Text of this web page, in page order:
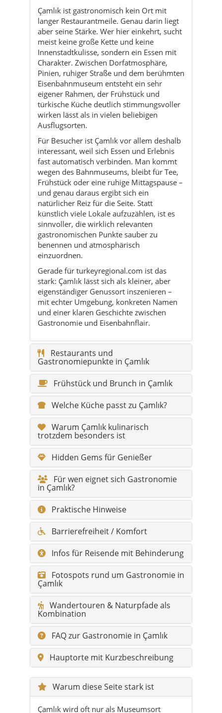
Çamlık ist gastronomisch kein Ort mit
langer Restaurantmeile. Genau darin liegt
aber seine Stärke. Wer hier einkehrt, sucht
meist keine große Kette und keine
Innenstadtkulisse, sondern ein Essen mit
Charakter. Zwischen Dorfatmosphäre,
Pinien, ruhiger Straße und dem berühmten
Eisenbahnmuseum entsteht ein sehr
eigener Rahmen, der Frühstück und
türkische Küche deutlich stimmungsvoller
wirken lässt als in vielen beliebigen
Ausflugsorten.
Für Besucher ist Çamlık vor allem deshalb
interessant, weil sich Essen und Erlebnis
fast automatisch verbinden. Man kommt
wegen des Bahnmuseums, bleibt für Tee,
Frühstück oder eine ruhige Mittagspause –
und genau daraus ergibt sich ein
natürlicher Reiz für die Seite. Statt
künstlich viele Lokale aufzuzählen, ist es
sinnvoller, die wirklich relevanten
gastronomischen Punkte sauber zu
benennen und atmosphärisch
einzuordnen.
Gerade für turkeyregional.com ist das
stark: Çamlık lässt sich als kleiner, aber
eigenständiger Genussort inszenieren –
mit echter Umgebung, konkreten Namen
und einer klaren Geschichte zwischen
Gastronomie und Eisenbahnflair.
Restaurants und
Gastronomiepunkte in Çamlık
Frühstück und Brunch in Çamlık
Welche Küche passt zu Çamlık?
Warum Çamlık kulinarisch
trotzdem besonders ist
Hidden Gems für Genießer
Für wen eignet sich Gastronomie
in Çamlık?
Praktische Hinweise
Barrierefreiheit / Komfort
Infos für Reisende mit Behinderung
Fotospots rund um Gastronomie in
Çamlık
Wandertouren & Naturpfade als
Kombination
FAQ zur Gastronomie in Çamlık
Hauptorte mit Kurzbeschreibung
Warum diese Seite stark ist
Çamlık wird oft nur als Museumsort